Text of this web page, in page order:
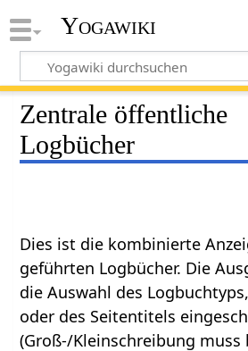
Yogawiki
Zentrale öffentliche
Logbücher
Dies ist die kombinierte
geführten Logbücher. Die
die Auswahl des
oder des Seitentitels
(Groß-/Kleinschreibung muss